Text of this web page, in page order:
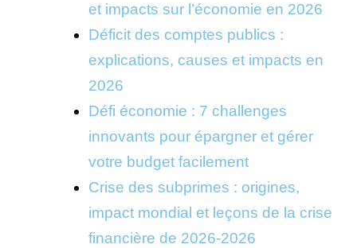
et impacts sur l’économie en 2026
Déficit des comptes publics :
explications, causes et impacts en
2026
Défi économie : 7 challenges
innovants pour épargner et gérer
votre budget facilement
Crise des subprimes : origines,
impact mondial et leçons de la crise
financière de 2026-2026